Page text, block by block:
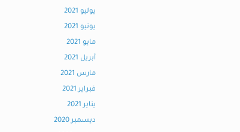
يوليو 2021
يونيو 2021
مايو 2021
أبريل 2021
مارس 2021
فبراير 2021
يناير 2021
ديسمبر 2020